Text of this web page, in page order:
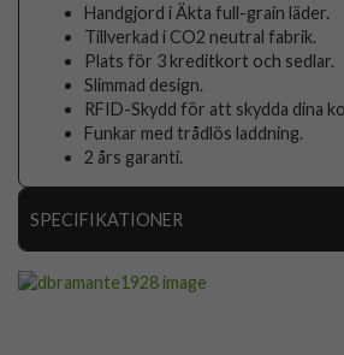
Handgjord i Äkta full-grain läder.
Tillverkad i CO2 neutral fabrik.
Plats för 3 kreditkort och sedlar.
Slimmad design.
RFID-Skydd för att skydda dina
Funkar med trådlös laddning.
2 års garanti.
SPECIFIKATIONER